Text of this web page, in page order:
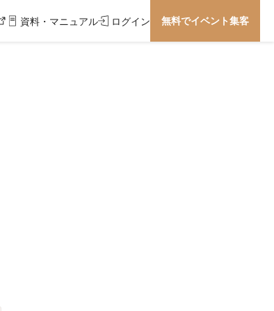
資料・マニュアル ログイン 無料でイベント集客